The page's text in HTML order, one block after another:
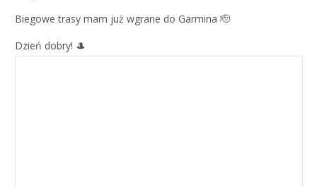
Biegowe trasy mam już wgrane do Garmina 🫡
Dzień dobry! 🎩